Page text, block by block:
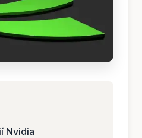
Nvidia